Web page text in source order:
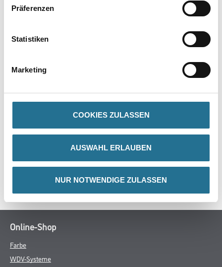
Präferenzen
Statistiken
Marketing
COOKIES ZULASSEN
AUSWAHL ERLAUBEN
NUR NOTWENDIGE ZULASSEN
PRODUKTEIGENSCHAFTEN
Achtung
ZUSATZINFOS
SPEZIFIKATIONEN
Online-Shop
Farbe
WDV-Systeme